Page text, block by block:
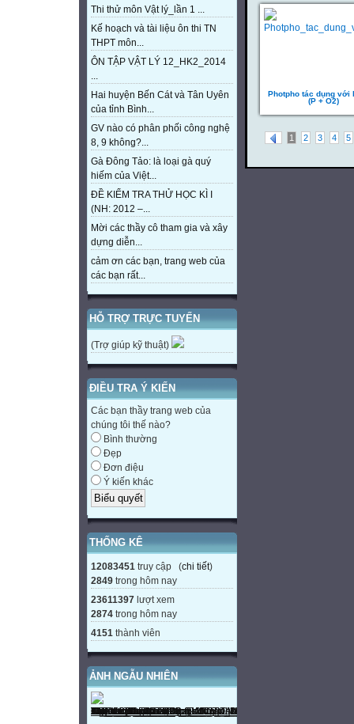
Thi thử môn Vật lý_lần 1 ...
Kế hoạch và tài liệu ôn thi TN
THPT môn...
ÔN TẬP VẬT LÝ 12_HK2_2014
...
Hai huyện Bến Cát và Tân Uyên
của tỉnh Bình...
GV nào có phân phối công nghệ
8, 9 không?...
Gà Đông Tảo: là loại gà quý
hiếm của Việt...
ĐỀ KIỂM TRA THỬ HỌC KÌ I
(NH: 2012 –...
Mời các thầy cô tham gia và xây
dựng diễn...
cảm ơn các bạn, trang web của
các bạn rất...
HỖ TRỢ TRỰC TUYẾN
(Trợ giúp kỹ thuật)
ĐIỀU TRA Ý KIẾN
Các bạn thầy trang web của
chúng tôi thế nào?
Bình thường
Đẹp
Đơn điệu
Ý kiến khác
THỐNG KÊ
12083451 truy cập (chi tiết)
2849 trong hôm nay
23611397 lượt xem
2874 trong hôm nay
4151 thành viên
ẢNH NGẪU NHIÊN
Photpho tác dụng với
(P + O2)
1 2 3 4 5